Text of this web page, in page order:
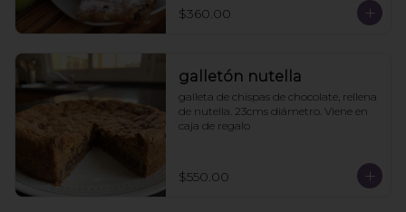
$360.00
galletón nutella
galleta de chispas de chocolate, rellena
de nutella. 23cms diámetro. Viene en
caja de regalo
$550.00